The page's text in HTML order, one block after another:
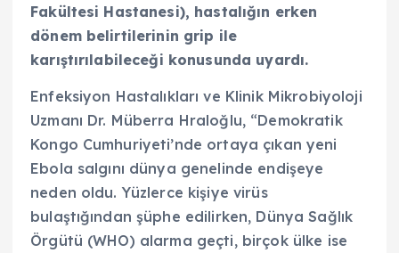
Fakültesi Hastanesi), hastalığın erken
dönem belirtilerinin grip ile
karıştırılabileceği konusunda uyardı.
Enfeksiyon Hastalıkları ve Klinik Mikrobiyoloji
Uzmanı Dr. Müberra Hraloğlu, “Demokratik
Kongo Cumhuriyeti’nde ortaya çıkan yeni
Ebola salgını dünya genelinde endişeye
neden oldu. Yüzlerce kişiye virüs
bulaştığından şüphe edilirken, Dünya Sağlık
Örgütü (WHO) alarma geçti, birçok ülke ise